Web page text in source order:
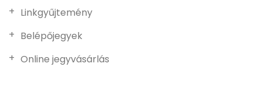
Linkgyűjtemény
Belépőjegyek
Online jegyvásárlás